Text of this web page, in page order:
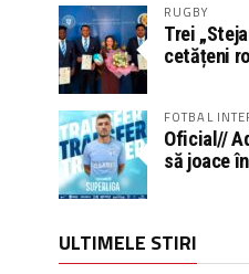
RUGBY
Trei
cetățeni
FOTBAL
Oficial//
să joace
ULTIMELE STIRI